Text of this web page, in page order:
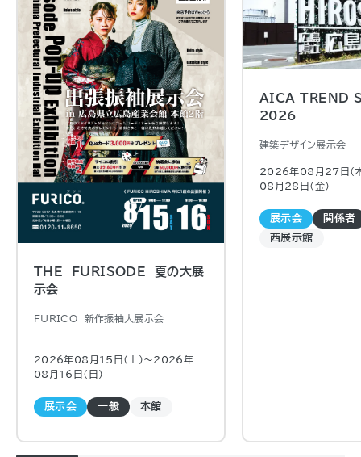
THE FURISODE 夏の大展
示会
FURICO 新作振袖大展示会
2026年08月15日（土)〜2026年
08月16日（日)
展示会 一般 本館
AICA TREND
2026
建築デザイン展示会
2026年08月27日（
08月28日（金)
展示会
関係者
西展示館